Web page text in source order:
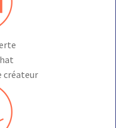
créateur